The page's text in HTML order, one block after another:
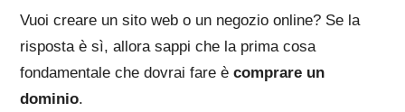
Vuoi creare un sito web o un negozio online? Se la
risposta è sì, allora sappi che la prima cosa
fondamentale che dovrai fare ècomprare un
dominio.